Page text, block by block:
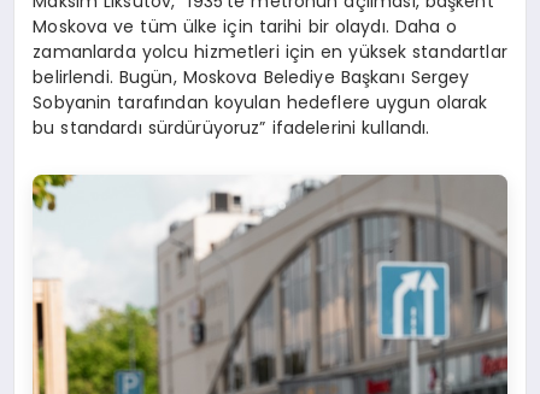
Moskova ve tüm ülke için tarihi bir olaydı. Daha o
zamanlarda yolcu hizmetleri için en yüksek standartlar
belirlendi. Bugün, Moskova Belediye Başkanı Sergey
Sobyanin tarafından koyulan hedeflere uygun olarak
bu standardı sürdürüyoruz” ifadelerini kullandı.